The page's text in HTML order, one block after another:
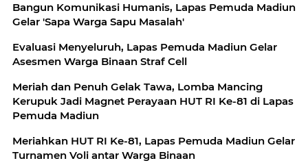
Bangun Komunikasi Humanis, Lapas Pemuda Madiun
Gelar 'Sapa Warga Sapu Masalah'
Evaluasi Menyeluruh, Lapas Pemuda Madiun Gelar
Asesmen Warga Binaan Straf Cell
Meriah dan Penuh Gelak Tawa, Lomba Mancing
Kerupuk Jadi Magnet Perayaan HUT RI Ke-81 di Lapas
Pemuda Madiun
Meriahkan HUT RI Ke-81, Lapas Pemuda Madiun Gelar
Turnamen Voli antar Warga Binaan